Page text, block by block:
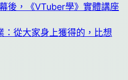
後，《VTuber學》實體講座
：從大家身上獲得的，比想